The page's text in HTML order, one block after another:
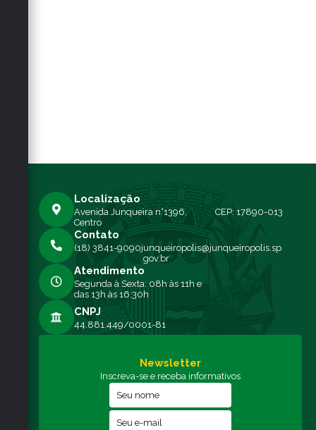
Localização
Avenida Junqueira n°1396,
Centro
CEP: 17890-013
Contato
(18) 3841-9090junqueiropolis@junqueiropolis.sp
.gov.br
Atendimento
Segunda à Sexta: 08h às 11h e
das 13h às 16:30h
CNPJ
44.881.449/0001-81
Newsletter
Inscreva-se e receba informativos